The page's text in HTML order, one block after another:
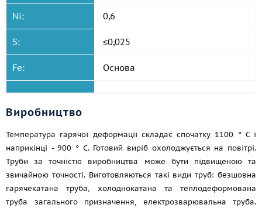
Ni: 0,6
S: ≤0,025
Fe: Основа
Виробництво
Температура гарячої деформації складає спочатку 1100 ° C і
наприкінці - 900 ° C. Готовий виріб охолоджується на повітрі.
Труби за точністю виробництва може бути підвищеною та
звичайною точності. Виготовляються такі види труб: безшовна
гарячекатана труба, холоднокатана та теплодеформована
труба загального призначення, електрозварювальна труба.